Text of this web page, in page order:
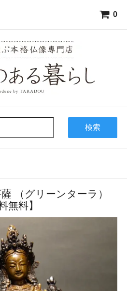
0
検索
（グリーンターラ）
無料】